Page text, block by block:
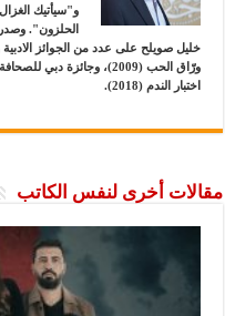
و"سيأتيك
الحلزون".
خليل صويلح على عدد من الجوائز
اختبار الندم (2018).
مقالات أخرى لنفس الكاتب